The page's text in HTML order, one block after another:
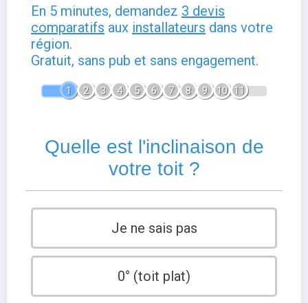
En 5 minutes, demandez 3 devis
comparatifs aux installateurs dans votre
région.
Gratuit, sans pub et sans engagement.
1 2 3 4 5 6 7 8 9 10 11
Quelle est l'inclinaison de
votre toit ?
Je ne sais pas
0° (toit plat)